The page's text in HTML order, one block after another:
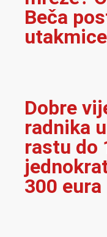
Beča
Dobre
radnika
rastu do
300 eura